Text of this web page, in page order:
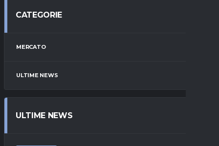
CATEGORIE
MERCATO
ULTIME NEWS
ULTIME NEWS